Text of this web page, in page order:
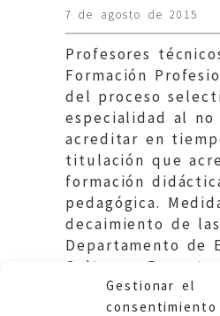
Gestionar el
7 de agosto de 2015
Profesores
Formación
del proceso
especialidad al no
acreditar en
titulación que
formación
pedagógica.
decaimiento de
Departamento de
Cultura y Deporte.
Gobierno de Aragón.